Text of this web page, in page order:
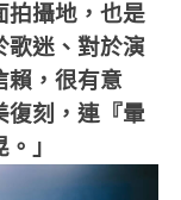
拍攝地，也是
歌迷、對於演
賴，很有意
復刻，連『暈
」